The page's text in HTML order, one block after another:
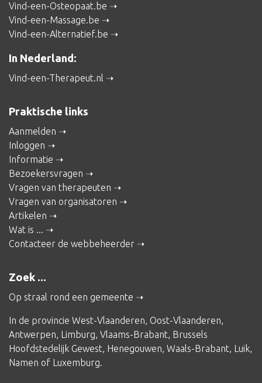
Vind-een-Osteopaat.be
Vind-een-Massage.be
Vind-een-Alternatief.be
In Nederland:
Vind-een-Therapeut.nl
Praktische links
Aanmelden
Inloggen
Informatie
Bezoekersvragen
Vragen van therapeuten
Vragen van organisatoren
Artikelen
Wat is ...
Contacteer de webbeheerder
Zoek ...
Op straal rond een gemeente
In de provincie West-Vlaanderen, Oost-Vlaanderen,
Antwerpen, Limburg, Vlaams-Brabant, Brussels
Hoofdstedelijk Gewest, Henegouwen, Waals-Brabant, Luik,
Namen of Luxemburg.